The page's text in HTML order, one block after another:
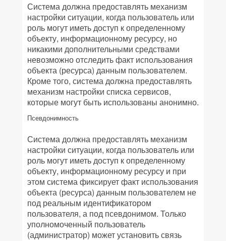
Система должна предоставлять механизм
настройки ситуации, когда пользователь или
роль могут иметь доступ к определенному
объекту, информационному ресурсу, но
никакими дополнительными средствами
невозможно отследить факт использования
объекта (ресурса) данным пользователем.
Кроме того, система должна предоставлять
механизм настройки списка сервисов,
которые могут быть использованы анонимно.
Псевдонимность
Система должна предоставлять механизм
настройки ситуации, когда пользователь или
роль могут иметь доступ к определенному
объекту, информационному ресурсу и при
этом система фиксирует факт использования
объекта (ресурса) данным пользователем не
под реальным идентификатором
пользователя, а под псевдонимом. Только
уполномоченный пользователь
(администратор) может установить связь